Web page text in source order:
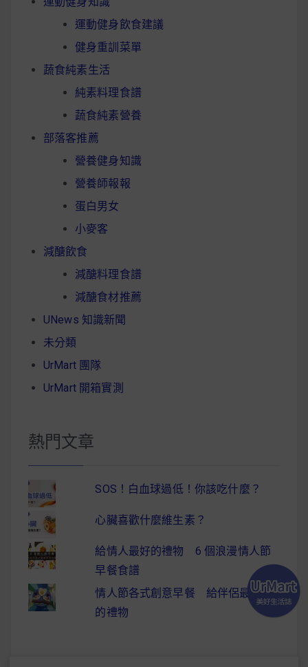
運動健身飲食建議
健身重訓菜單
蔬食純素生活
純素料理食譜
蔬食純素營養
部落客推薦
營養健身知識
營養師報報
蛋白男女
小麥客
減醣飲食
減醣料理食譜
減醣食材推薦
UNews 知識新聞
未分類
UrMart 團隊
UrMart 開箱實測
熱門文章
SOS！白血球過低！你該吃什麼？
心臟喜歡什麼維生素？
給情人最好的禮物 6 個浪漫情人節
早餐食譜
情人節各式創意早餐 給伴侶最驚喜
的禮物